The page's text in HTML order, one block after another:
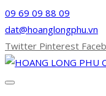
09 69 09 88 09
dat@hoanglongphu.vn
Twitter Pinterest